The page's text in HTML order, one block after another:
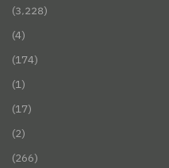
(3٬228)
(4)
(174)
(1)
(17)
(2)
(266)